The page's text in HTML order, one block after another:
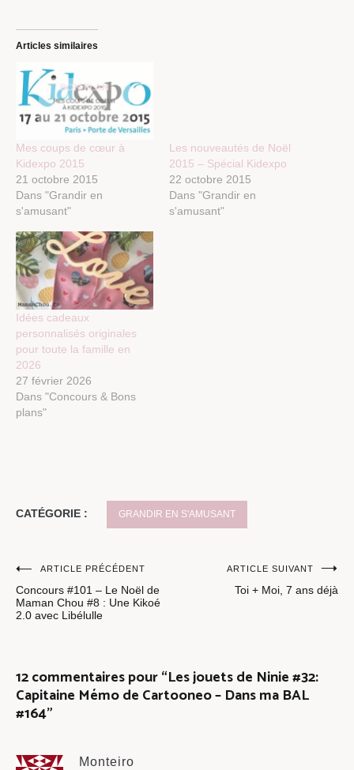
Articles similaires
Mes coups de cœur à
Kidexpo 2015
21 octobre 2015
Dans "Grandir en
s'amusant"
Les nouveautés de Noël
2015 – Spécial Kidexpo
22 octobre 2015
Dans "Grandir en
s'amusant"
Idées cadeaux
personnalisés originales
pour toute la famille en
2026
27 février 2026
Dans "Concours & Bons
plans"
CATÉGORIE : GRANDIR EN S'AMUSANT
Navigation
de
ARTICLE PRÉCÉDENT
Concours #101 – Le Noël de
Maman Chou #8 : Une Kikoé
2.0 avec Libélulle
ARTICLE SUIVANT
Toi + Moi, 7 ans déjà
12 commentaires pour “Les jouets de Ninie #32:
Capitaine Mémo de Cartooneo – Dans ma BAL
#164”
Monteiro